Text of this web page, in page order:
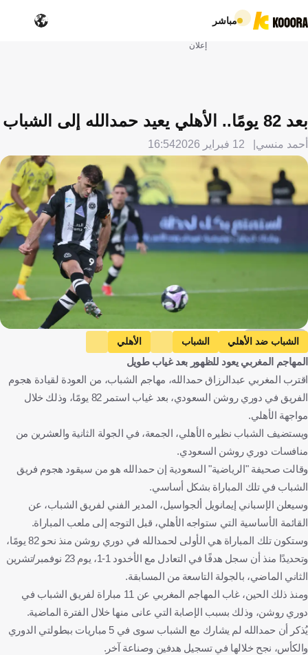
مباشر
إعلان
بعد 82 يومًا.. الأهلي يعيد حمدالله إلى الشباب
أحمد منسي 12 فبراير 2026 16:54
Getty Images
الشباب ضد الأهلي الشباب
الأهلي
دوري روشن السعودي
عبد الرزاق حمد الله
المملكة العربية السعودية
المغرب كرة قدم
المهاجم المغربي يعود للظهور بعد غياب طويل
اقترب المغربي عبدالرزاق حمدالله، مهاجم الشباب، من العودة لقيادة هجوم
الفريق في دوري روشن السعودي، بعد غياب استمر 82 يومًا، وذلك خلال
مواجهة الأهلي.
ويستضيف الشباب نظيره الأهلي، الجمعة، في الجولة الثانية والعشرين من
منافسات دوري روشن السعودي.
وقالت صحيفة "الرياضية" السعودية إن حمدالله هو من سيقود هجوم فريق
الشباب في تلك المباراة بشكل أساسي.
وسيعلن الإسباني إيمانويل ألجواسيل، المدير الفني لفريق الشباب، عن
القائمة الأساسية التي ستواجه الأهلي، قبل التوجه إلى ملعب المباراة.
وستكون تلك المباراة هي الأولى لحمدالله في دوري روشن منذ نحو 82 يومًا،
وتحديدًا منذ أن سجل هدفًا في التعادل مع الأخدود 1-1، يوم 23 نوفمبر/تشرين
الثاني الماضي، بالجولة التاسعة من المسابقة.
ومنذ ذلك الحين، غاب المهاجم المغربي عن 11 مباراة لفريق الشباب في
دوري روشن، وذلك بسبب الإصابة التي عانى منها خلال الفترة الماضية.
يُذكر أن حمدالله لم يشارك مع الشباب سوى في 5 مباريات ببطولتي الدوري
والكأس، نجح خلالها في تسجيل هدفين وصناعة آخر.